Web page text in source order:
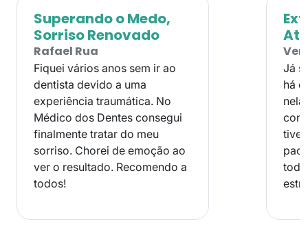
Superando o Medo,
Sorriso Renovado
Rafael Rua
Fiquei vários anos sem ir ao
dentista devido a uma
experiência traumática. No
Médico dos Dentes consegui
finalmente tratar do meu
sorriso. Chorei de emoção ao
ver o resultado. Recomendo a
todos!
Já
há
nela
tive